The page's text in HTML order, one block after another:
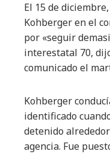
El 15 de
Kohberger en el
por «seguir
interestatal 70,
comunicado el
Kohberger
identificado
detenido
agencia. Fue